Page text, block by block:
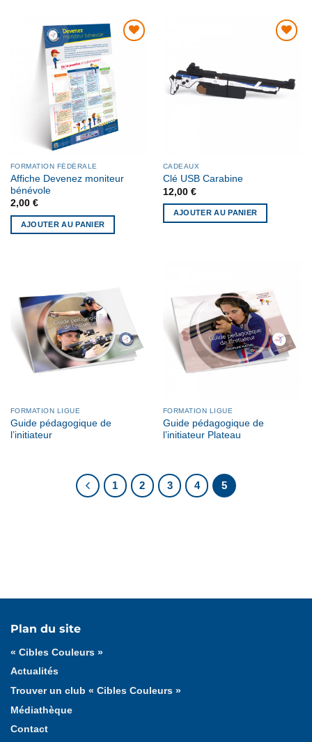
AJOUTER
LISTE DE
SOUHAITS
FORMATION FÉDÉRALE
Affiche Devenez moniteur
bénévole
2,00 €
AJOUTER AU PANIER
LISTE DE
SOUHAITS
CADEAUX
Clé USB Carabine
12,00 €
AJOUTER AU PANIER
FORMATION LIGUE
Guide pédagogique de
l’initiateur
FORMATION LIGUE
Guide pédagogique de
l’initiateur Plateau
1 2 3 4 5
Plan du site
« Cibles Couleurs »
Actualités
Trouver un club « Cibles Couleurs »
Médiathèque
Contact